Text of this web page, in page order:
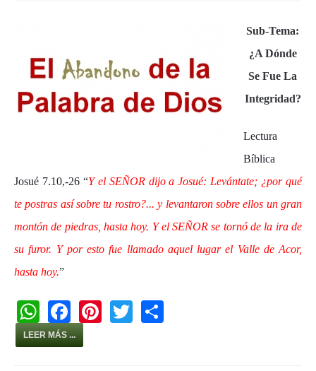
Sub-Tema:
¿A Dónde
Se Fue La
Integridad?
Lectura
Bíblica
Josué 7.10,-26 “Y el SEÑOR dijo a Josué: Levántate; ¿por qué
te postras así sobre tu rostro?... y levantaron sobre ellos un gran
montón de piedras, hasta hoy. Y el SEÑOR se tornó de la ira de
su furor. Y por esto fue llamado aquel lugar el Valle de Acor,
hasta hoy.”
W
h
at
F
a
c
Pi
T
LEER MÁS ...